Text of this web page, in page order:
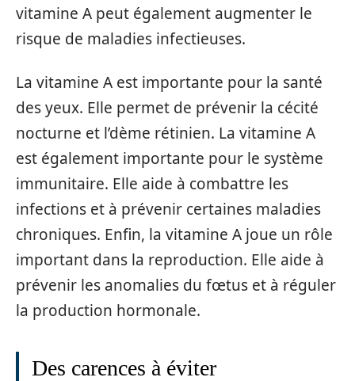
vitamine A peut également augmenter le
risque de maladies infectieuses.
La vitamine A est importante pour la santé
des yeux. Elle permet de prévenir la cécité
nocturne et l’dème rétinien. La vitamine A
est également importante pour le système
immunitaire. Elle aide à combattre les
infections et à prévenir certaines maladies
chroniques. Enfin, la vitamine A joue un rôle
important dans la reproduction. Elle aide à
prévenir les anomalies du fœtus et à réguler
la production hormonale.
Des carences à éviter